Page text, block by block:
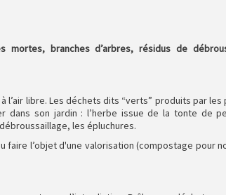
branches d’arbres, résidus de
l’air libre. Les déchets dits “verts” produits par
son jardin : l’herbe issue de la tonte de
les épluchures.
l’objet d'une valorisation (compostage pour